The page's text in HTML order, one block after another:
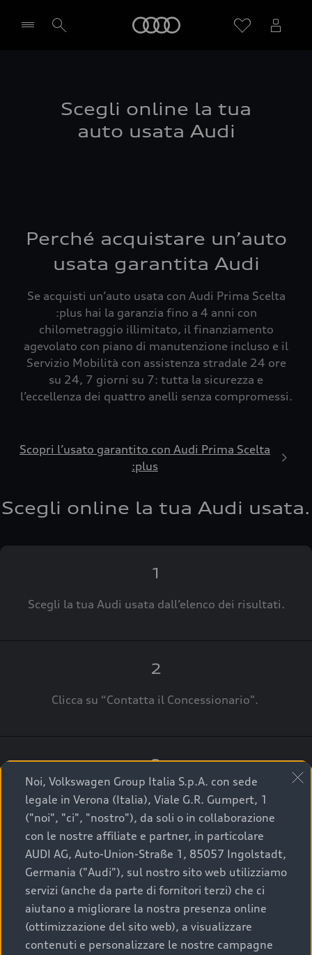
Scegli online la tua
auto usata Audi
Perché acquistare un’auto
usata garantita Audi
Se acquisti un’auto usata con Audi Prima Scelta
:plus hai la garanzia fino a 4 anni con
chilometraggio illimitato, il finanziamento
agevolato con piano di manutenzione incluso e il
Servizio Mobilità con assistenza stradale 24 ore
su 24, 7 giorni su 7: tutta la sicurezza e
l’eccellenza dei quattro anelli senza compromessi.
Scopri l’usato garantito con Audi Prima Scelta
:plus
Scegli online la tua Audi usata.
1
Scegli la tua Audi usata dall’elenco dei risultati.
2
Clicca su “Contatta il Concessionario".
3
A breve verrai ricontattato dal Customer Care
Audi Center o direttamente dal Concessionario
che ti supporterà per finalizzare la tua richiesta.
La qualità di acquistare
un’auto usata Audi
Noi, Volkswagen Group Italia S.p.A. con sede
legale in Verona (Italia), Viale G.R. Gumpert, 1
("noi", "ci", "nostro"), da soli o in collaborazione
con le nostre affiliate e partner, in particolare
AUDI AG, Auto-Union-Straße 1, 85057 Ingolstadt,
Germania ("Audi"), sul nostro sito web utilizziamo
servizi (anche da parte di fornitori terzi) che ci
aiutano a migliorare la nostra presenza online
(ottimizzazione del sito web), a visualizzare
contenuti e personalizzare le nostre campagne